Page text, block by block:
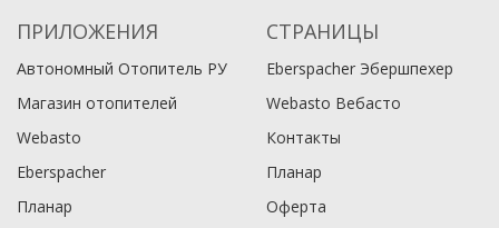
ПРИЛОЖЕНИЯ
Автономный Отопитель РУ
Магазин отопителей
Webasto
Eberspacher
Планар
СТРАНИЦЫ
Eberspacher Эбершпехер
Webasto Вебасто
Контакты
Планар
Оферта